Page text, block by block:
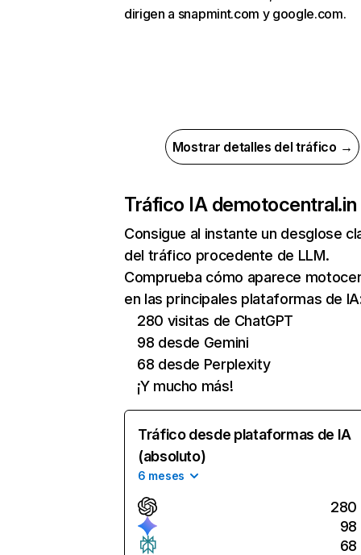
dirigen a snapmint.com y google.com.
Mostrar detalles del tráfico →
Tráfico IA demotocentral.in
Consigue al instante un desglose
del tráfico procedente de LLM.
Comprueba cómo aparece
en las principales plataformas de
280 visitas de ChatGPT
98 desde Gemini
68 desde Perplexity
¡Y mucho más!
Tráfico desde plataformas de IA
(absoluto)
6 meses
280
98
68